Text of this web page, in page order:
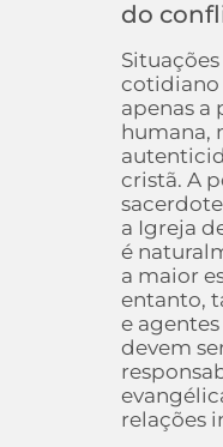
do
cotidiano
apenas a
humana,
cristã. A
a Igreja
é
a maior
entanto,
e
devem
relações